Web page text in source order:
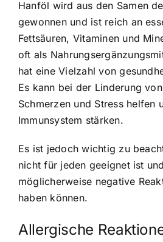
Hanföl wird aus den Samen
gewonnen und ist reich an
Fettsäuren, Vitaminen und
oft als
hat eine Vielzahl von
Es kann bei der Linderung
Schmerzen und Stress helfen
Immunsystem stärken.
Es ist jedoch wichtig zu
nicht für jeden geeignet ist
möglicherweise negative
haben können.
Allergische